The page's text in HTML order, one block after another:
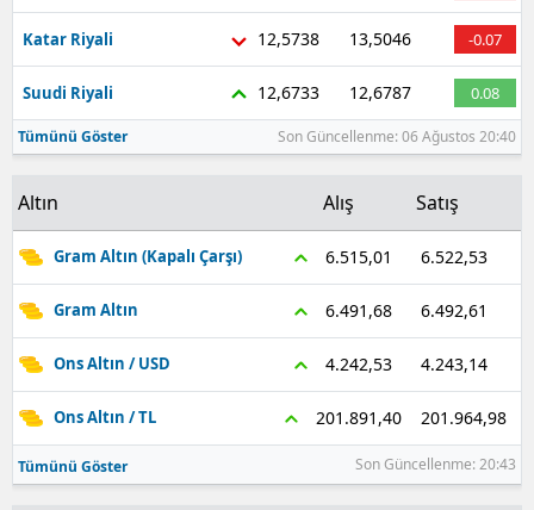
Katar Riyali 12,5738 13,5046 -0.07
Suudi Riyali 12,6733 12,6787 0.08
Tümünü Göster Son Güncellenme: 06 Ağustos 20:40
Altın Alış Satış
Gram Altın (Kapalı Çarşı) 6.515,01 6.522,53
Gram Altın 6.491,68 6.492,61
Ons Altın / USD 4.242,53 4.243,14
Ons Altın / TL 201.891,40 201.964,98
Tümünü Göster Son Güncellenme: 20:43